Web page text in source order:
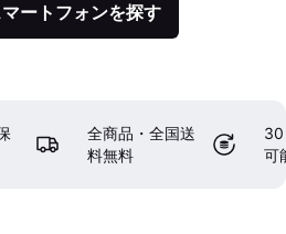
ートフォンを探す
全商品・全国送
料無料
30
可